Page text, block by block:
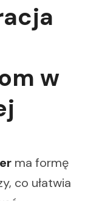
w
ma formę
co ułatwia